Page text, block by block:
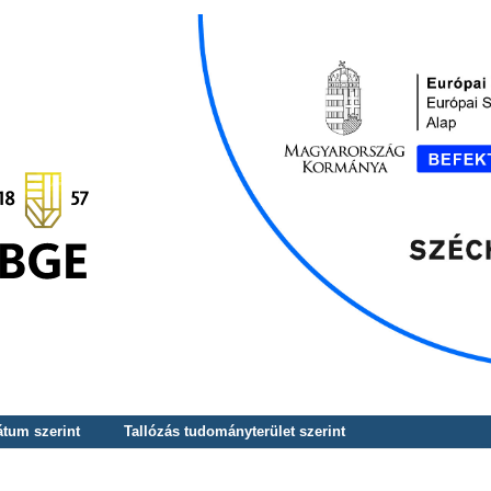
szerint
Tallózás tudományterület szerint